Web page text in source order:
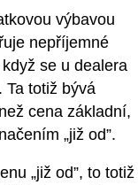
výbavou
nepříjemné
se u dealera
Ta totiž bývá
cena základní,
„již od”.
„již od”, to totiž